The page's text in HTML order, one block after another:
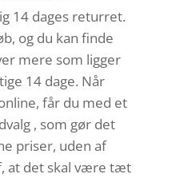
14 dages returret.
og du kan finde
mere som ligger
14 dage. Når
får du med et
, som gør det
priser, uden af
at det skal være tæt